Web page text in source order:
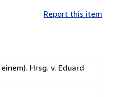
Report this item
Hrsg. v. Eduard